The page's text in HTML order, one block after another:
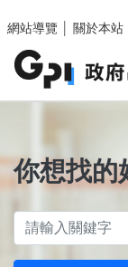
網站導覽
關於本站
你想找的